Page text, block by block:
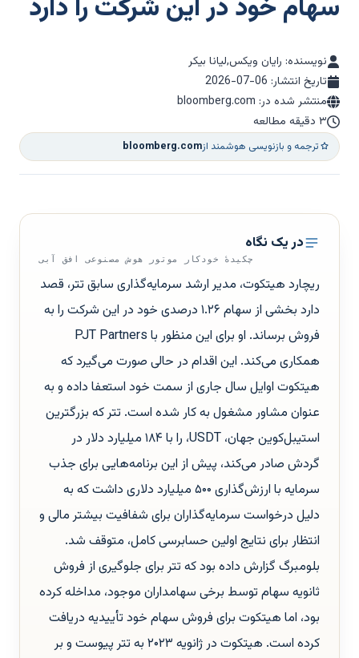
سهام خود در این شرکت را دارد
نویسنده: رایان ویکس,لیانا بیکر
تاریخ انتشار: 2026-07-06
منتشر شده در: bloomberg.com
۳ دقیقه مطالعه
ترجمه و بازنویسی هوشمند ازbloomberg.com
در یک نگاه
چکیدهٔ خودکار موتور هوش مصنوعی افق آبی
ریچارد هیتکوت، مدیر ارشد سرمایه‌گذاری سابق تتر، قصد
دارد بخشی از سهام ۱.۲۶ درصدی خود در این شرکت را به
فروش برساند. او برای این منظور با PJT Partners
همکاری می‌کند. این اقدام در حالی صورت می‌گیرد که
هیتکوت اوایل سال جاری از سمت خود استعفا داده و به
عنوان مشاور مشغول به کار شده است. تتر که بزرگترین
استیبل‌کوین جهان، USDT، را با ۱۸۴ میلیارد دلار در
گردش صادر می‌کند، پیش از این برنامه‌هایی برای جذب
سرمایه با ارزش‌گذاری ۵۰۰ میلیارد دلاری داشت که به
دلیل درخواست سرمایه‌گذاران برای شفافیت بیشتر مالی و
انتظار برای نتایج اولین حسابرسی کامل، متوقف شد.
بلومبرگ گزارش داده بود که تتر برای جلوگیری از فروش
ثانویه سهام توسط برخی سهامداران موجود، مداخله کرده
بود، اما هیتکوت برای فروش سهام خود تأییدیه دریافت
کرده است. هیتکوت در ژانویه ۲۰۲۳ به تتر پیوست و بر